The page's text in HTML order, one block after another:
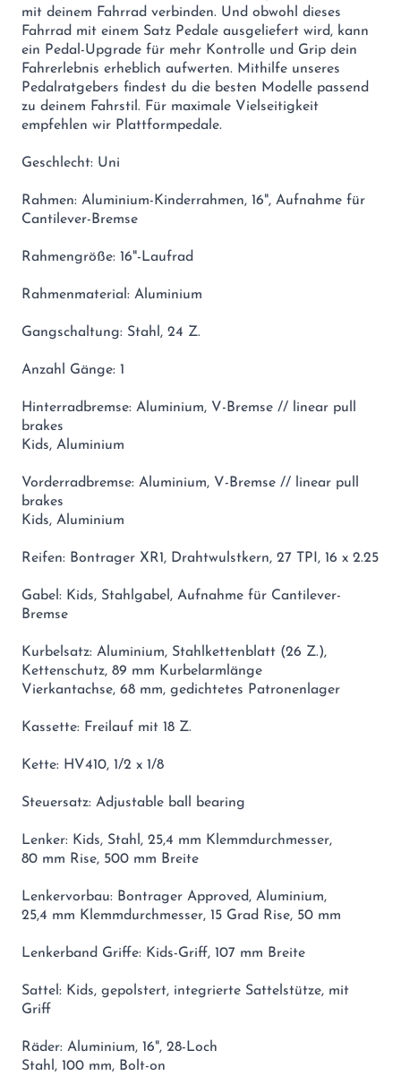
mit deinem Fahrrad verbinden. Und obwohl dieses
Fahrrad mit einem Satz Pedale ausgeliefert wird, kann
ein Pedal-Upgrade für mehr Kontrolle und Grip dein
Fahrerlebnis erheblich aufwerten. Mithilfe unseres
Pedalratgebers findest du die besten Modelle passend
zu deinem Fahrstil. Für maximale Vielseitigkeit
empfehlen wir Plattformpedale.
Geschlecht: Uni
Rahmen: Aluminium-Kinderrahmen, 16", Aufnahme für
Cantilever-Bremse
Rahmengröße: 16"-Laufrad
Rahmenmaterial: Aluminium
Gangschaltung: Stahl, 24 Z.
Anzahl Gänge: 1
Hinterradbremse: Aluminium, V-Bremse // linear pull
brakes
Kids, Aluminium
Vorderradbremse: Aluminium, V-Bremse // linear pull
brakes
Kids, Aluminium
Reifen: Bontrager XR1, Drahtwulstkern, 27 TPI, 16 x 2.25
Gabel: Kids, Stahlgabel, Aufnahme für Cantilever-
Bremse
Kurbelsatz: Aluminium, Stahlkettenblatt (26 Z.),
Kettenschutz, 89 mm Kurbelarmlänge
Vierkantachse, 68 mm, gedichtetes Patronenlager
Kassette: Freilauf mit 18 Z.
Kette: HV410, 1/2 x 1/8
Steuersatz: Adjustable ball bearing
Lenker: Kids, Stahl, 25,4 mm Klemmdurchmesser,
80 mm Rise, 500 mm Breite
Lenkervorbau: Bontrager Approved, Aluminium,
25,4 mm Klemmdurchmesser, 15 Grad Rise, 50 mm
Lenkerband Griffe: Kids-Griff, 107 mm Breite
Sattel: Kids, gepolstert, integrierte Sattelstütze, mit
Griff
Räder: Aluminium, 16", 28-Loch
Stahl, 100 mm, Bolt-on